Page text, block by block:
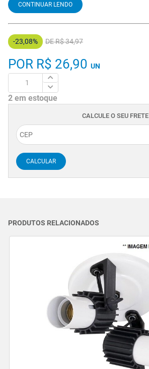
CONTINUAR LENDO
-23,08% DE R$ 34,97
POR R$ 26,90 UN
2 em estoque
CALCULE O SEU FRETE
CALCULAR
PRODUTOS RELACIONADOS